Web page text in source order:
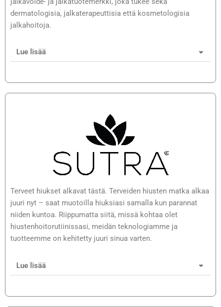
dermatologisia, jalkaterapeuttisia että kosmetologisia
jalkahoitoja.
Lue lisää
Terveet hiukset alkavat tästä. Terveiden hiusten matka alkaa
juuri nyt – saat muotoilla hiuksiasi samalla kun parannat
niiden kuntoa. Riippumatta siitä, missä kohtaa olet
hiustenhoitorutiinissasi, meidän teknologiamme ja
tuotteemme on kehitetty juuri sinua varten.
Lue lisää